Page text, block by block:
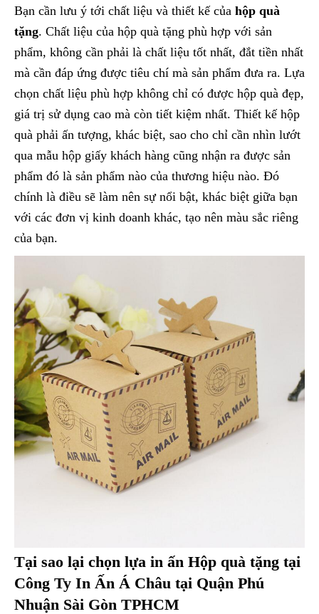
Bạn cần lưu ý tới chất liệu và thiết kế của hộp quà
tặng. Chất liệu của hộp quà tặng phù hợp với sản
phẩm, không cần phải là chất liệu tốt nhất, đắt tiền nhất
mà cần đáp ứng được tiêu chí mà sản phẩm đưa ra. Lựa
chọn chất liệu phù hợp không chỉ có được hộp quà đẹp,
giá trị sử dụng cao mà còn tiết kiệm nhất. Thiết kế hộp
quà phải ấn tượng, khác biệt, sao cho chỉ cần nhìn lướt
qua mẫu hộp giấy khách hàng cũng nhận ra được sản
phẩm đó là sản phẩm nào của thương hiệu nào. Đó
chính là điều sẽ làm nên sự nổi bật, khác biệt giữa bạn
với các đơn vị kinh doanh khác, tạo nên màu sắc riêng
của bạn.
Tại sao lại chọn lựa in ấn Hộp quà tặng tại
Công Ty In Ấn Á Châu tại Quận Phú
Nhuận Sài Gòn TPHCM